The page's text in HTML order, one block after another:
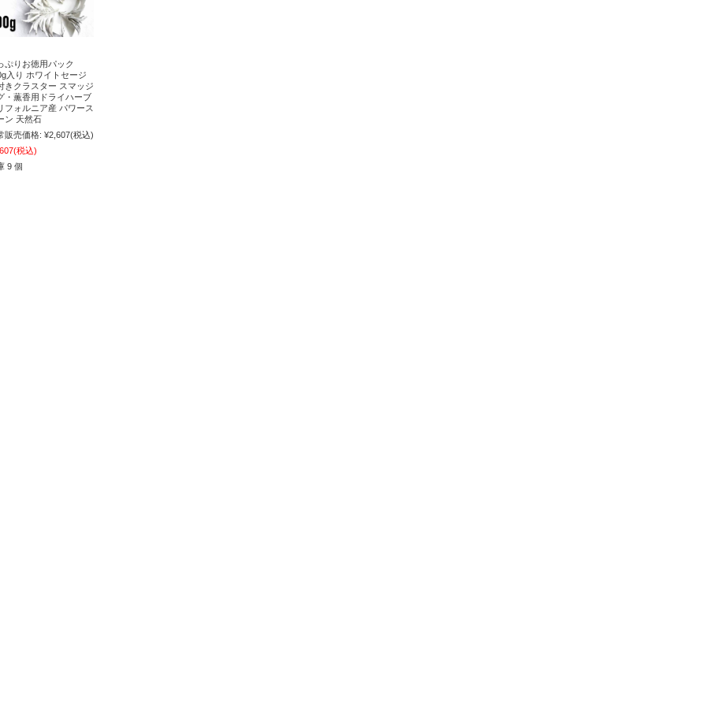
ぷりお徳用パック
入り ホワイトセージ
きクラスター スマッジ
・薫香用ドライハーブ
フォルニア産 パワース
ン 天然石
販売価格: ¥2,607(税込)
(税込)
9 個